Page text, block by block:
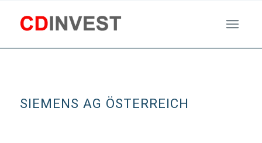
SIEMENS AG ÖSTERREICH